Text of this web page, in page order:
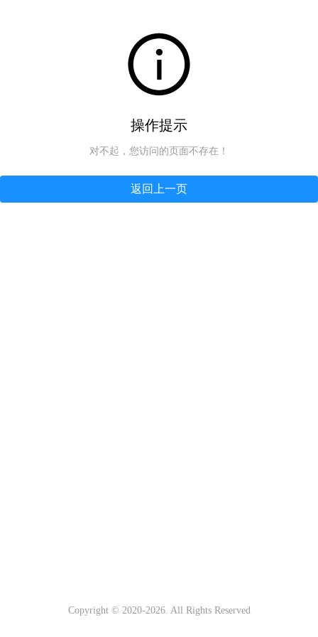
操作提示
对不起，您访问的页面不存在！
返回上一页
Copyright © 2020-2026. All Rights Reserved